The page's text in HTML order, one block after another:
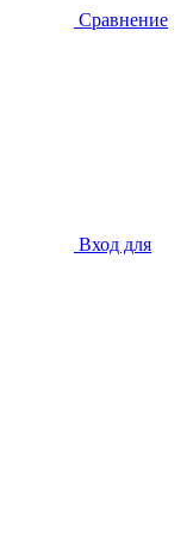
Сравнение
Вход для